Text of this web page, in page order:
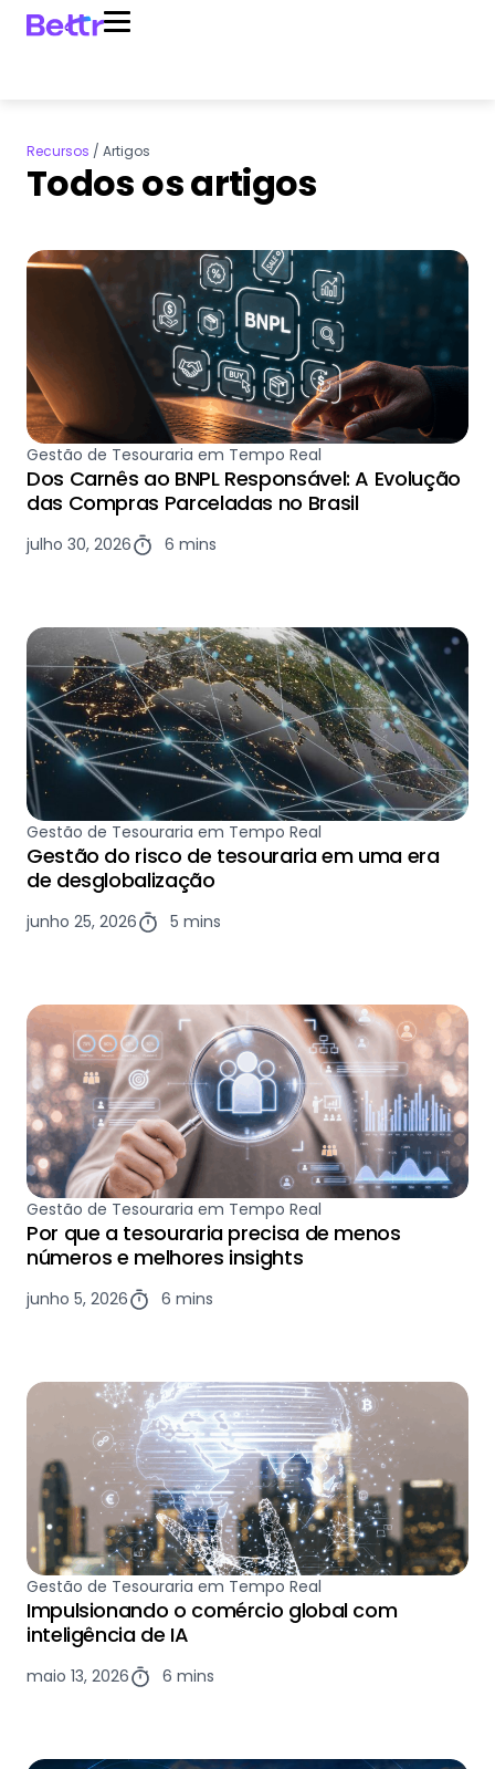
Recursos / Artigos
Todos os artigos
Gestão de Tesouraria em Tempo Real
Dos Carnês ao BNPL Responsável: A Evolução
das Compras Parceladas no Brasil
julho 30, 2026 6 mins
Gestão de Tesouraria em Tempo Real
Gestão do risco de tesouraria em uma era
de desglobalização
junho 25, 2026 5 mins
Gestão de Tesouraria em Tempo Real
Por que a tesouraria precisa de menos
números e melhores insights
junho 5, 2026 6 mins
Gestão de Tesouraria em Tempo Real
Impulsionando o comércio global com
inteligência de IA
maio 13, 2026 6 mins